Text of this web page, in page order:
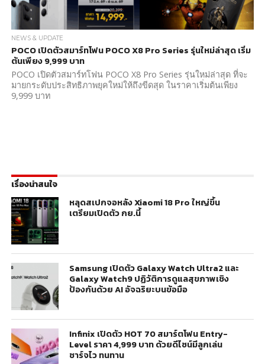
NEWS & UPDATE
POCO เปิดตัวสมาร์ทโฟน POCO X8 Pro Series รุ่นใหม่ล่าสุด เริ่ม
ต้นเพียง 9,999 บาท
POCO เปิดตัวสมาร์ทโฟน POCO X8 Pro Series รุ่นใหม่ล่าสุด ที่จะ
มายกระดับประสิทธิภาพยุคใหม่ให้ถึงขีดสุด ในราคาเริ่มต้นเพียง
9,999 บาท
เรื่องน่าสนใจ
หลุดสเปกจอหลัง Xiaomi 18 Pro ใหญ่ขึ้น
เตรียมเปิดตัว กย.นี้
Samsung เปิดตัว Galaxy Watch Ultra2 และ
Galaxy Watch9 ปฏิวัติการดูแลสุขภาพเชิง
ป้องกันด้วย AI อัจฉริยะบนข้อมือ
Infinix เปิดตัว HOT 70 สมาร์ตโฟน Entry-
Level ราคา 4,999 บาท ด้วยดีไซน์มีลูกเล่น
ชาร์จไว ทนทาน